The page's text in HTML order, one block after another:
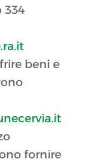
334
beni e
fornire